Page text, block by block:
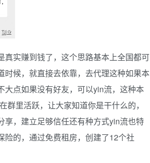
实赚到钱了，这个思路基本上全国都可
候，就直接去依靠，去代理这种如果本
点如果没有好友，可以yin流，这种本
里活跃，让大家知道你是干什么的，
，建立足够信任还有种方式yin流也特
的，通过免费租房，创建了12个社